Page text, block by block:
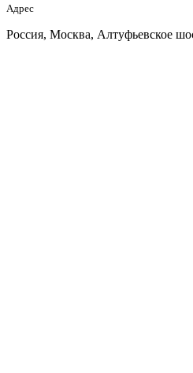
Адрес
Россия, Москва, Алтуфьевское